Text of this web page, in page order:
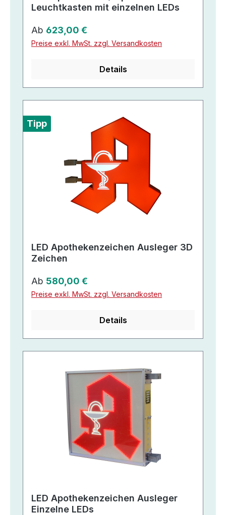
Leuchtkasten mit einzelnen LEDs
Regulärer Preis:
Ab 623,00 €
Preise exkl. MwSt. zzgl. Versandkosten
Details
Tipp
LED Apothekenzeichen Ausleger 3D
Zeichen
Regulärer Preis:
Ab 580,00 €
Preise exkl. MwSt. zzgl. Versandkosten
Details
LED Apothekenzeichen Ausleger
Einzelne LEDs